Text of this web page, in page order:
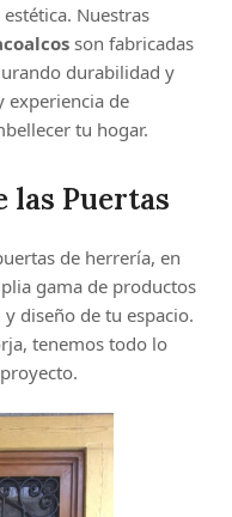
Nuestras
son fabricadas
durabilidad y
experiencia de
tu hogar.
las Puertas
de herrería, en
gama de productos
diseño de tu espacio.
tenemos todo lo